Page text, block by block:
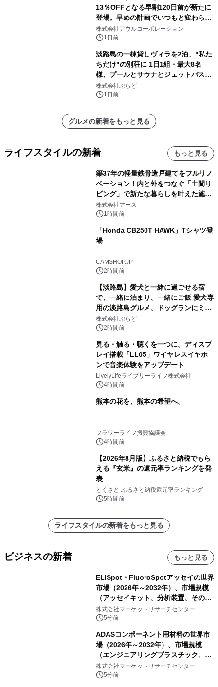
13％OFFとなる早割120日前が新たに
登場。早めの計画でいつもと変わらぬ
大人の冬旅を。ー夕日ヶ浦温泉「佳松
苑 別邸ふうか」ー
株式会社アウルコーポレーション
1日前
淡路島の一棟貸しヴィラを2泊、"私た
ちだけ"の別荘に 1日1組・最大8名
様、プールとサウナとジェットバス付
きで Villa Mon Temps AWAJIの連泊
素泊りプラン
株式会社ぷらど
1日前
グルメの新着をもっと見る
ライフスタイルの新着 もっと見る
築37年の軽量鉄骨造戸建てをフルリノ
ベーション！内と外をつなぐ「土間リ
ビング」で新たな暮らしを叶えた施工
事例を株式会社アースが公開
株式会社アース
1時間前
「Honda CB250T HAWK」Tシャツ登
場
CAMSHOP.JP
2時間前
【淡路島】愛犬と一緒に過ごせる宿
で、一緒に泊まり、一緒にご飯 愛犬専
用の淡路島グルメ、ドッグランにミニ
プール グランピングとトレーラーハウ
スの2施設で
株式会社ぷらど
2時間前
見る・触る・聴くを一つに。ディスプ
レイ搭載「LL05」ワイヤレスイヤホ
ンで音楽体験をアップデート
LivelyLifeライブリーライフ株式会社
4時間前
熊本の花を、熊本の希望へ。
フラワーライフ振興協議会
4時間前
【2026年8月版】ふるさと納税でもら
える『玄米』の還元率ランキングを発
表
とくさと-ふるさと納税還元率ランキング-
5時間前
ライフスタイルの新着をもっと見る
ビジネスの新着 もっと見る
ELISpot・FluoroSpotアッセイの世界
市場（2026年～2032年）、市場規模
（アッセイキット、分析装置、その
他）・分析レポートを発表
株式会社マーケットリサーチセンター
5分前
ADASコンポーネント用材料の世界市
場（2026年～2032年）、市場規模
（エンジニアリングプラスチック、RF
および誘電体材料、光学・カバー材
料、その他）・分析レポートを発表
株式会社マーケットリサーチセンター
5分前